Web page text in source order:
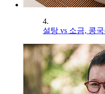
4.
설탕 vs 소금, 콩